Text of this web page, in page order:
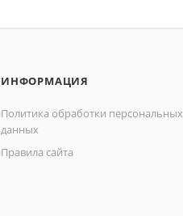
ИНФОРМАЦИЯ
Политика обработки персональных
данных
Правила сайта